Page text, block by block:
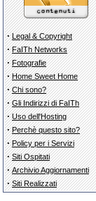
· Legal & Copyright
· FaITh Networks
· Fotografie
· Home Sweet Home
· Chi sono?
· Gli Indirizzi di FaITh
· Uso dell'Hosting
· Perchè questo sito?
· Policy per i Servizi
· Siti Ospitati
· Archivio Aggiornamenti
· Siti Realizzati